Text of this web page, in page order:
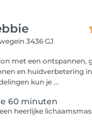
3436 GJ
met een ontspannen,
kun je ...
60 minuten
heerlijke